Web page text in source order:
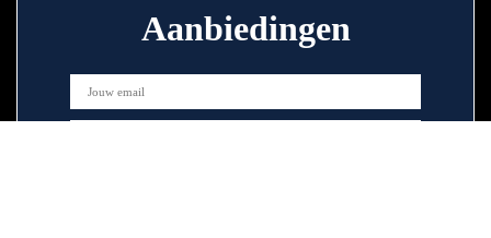
Aanbiedingen